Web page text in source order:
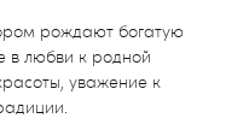
рождают богатую
в любви к родной
уважение к